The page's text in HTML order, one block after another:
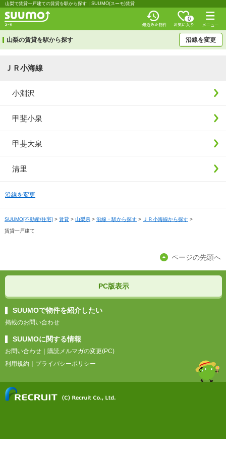
山梨で賃貸一戸建ての賃貸を駅から探す｜SUUMO(スーモ)賃貸
0
山梨の賃貸を駅から探す 沿線を変更
ＪＲ小海線
小淵沢
甲斐小泉
甲斐大泉
清里
沿線を変更
SUUMO[不動産/住宅] > 賃貸 > 山梨県 > 沿線・駅から探す > ＪＲ小海線から探す >
賃貸一戸建て
ページの先頭へ
PC版表示
SUUMOで物件を紹介したい
掲載のお問い合わせ
SUUMOに関する情報
お問い合わせ
購読メルマガの変更(PC)
利用規約
プライバシーポリシー